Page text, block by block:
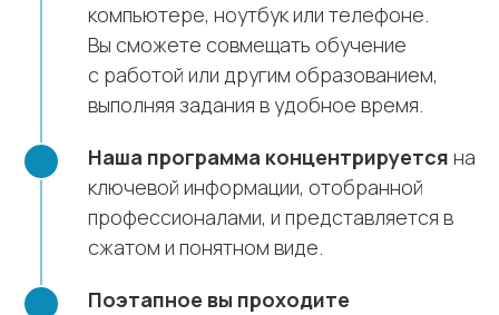
компьютере, ноутбук или телефоне.
Вы сможете совмещать обучение
с работой или другим образованием,
выполняя задания в удобное время.
Наша программа концентрируется на
ключевой информации, отобранной
профессионалами, и представляется в
сжатом и понятном виде.
Поэтапное вы проходите